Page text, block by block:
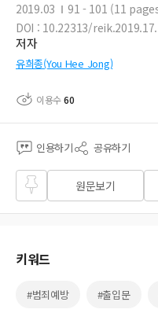
2019.03
91 - 101 (11
DOI : 10.22313/
저자
유희종(You Hee Jong)
이용수60
인용하기 공유하기
즐겨
찾기
원문보기
키워드
#범죄예방 #출입문